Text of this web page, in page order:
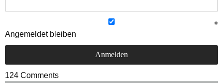
Angemeldet bleiben
124 Comments